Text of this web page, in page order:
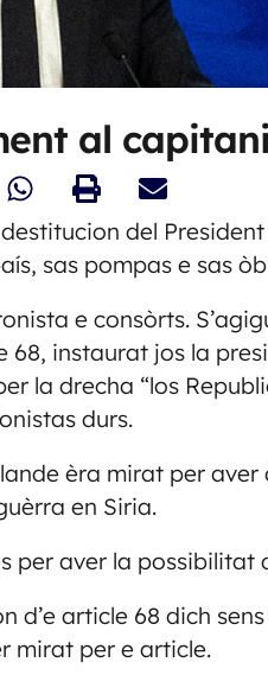
al
del
sas pompas e sas
e consòrts.
68, instaurat jos la
la drecha “los
durs.
èra mirat per
en Siria.
per aver la possibilitat
d’e article 68 dich
mirat per e article.